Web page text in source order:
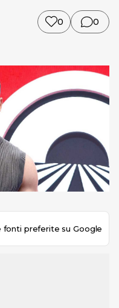
0 0
fonti preferite su Google